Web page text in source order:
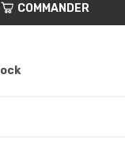
COMMANDER